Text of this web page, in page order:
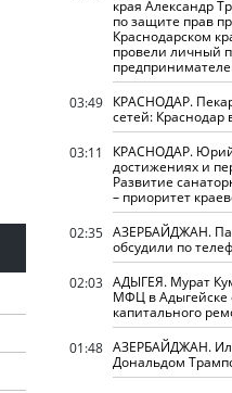
края Александр
по защите прав
Краснодарском
провели личный
03:49 КРАСНОДАР.
сетей: Краснодар
03:11
КРАСНОДАР. Юрий
достижениях и
Развитие
– приоритет
02:35 АЗЕРБАЙДЖАН.
обсудили по
02:03 АДЫГЕЯ. Мурат
МФЦ в Адыгейске
капитального
01:48 АЗЕРБАЙДЖАН.
Дональдом